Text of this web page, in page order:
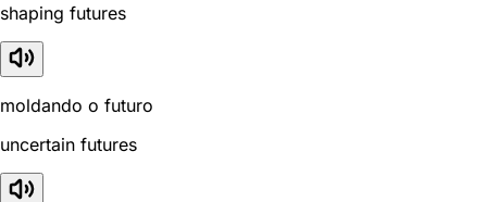
shaping futures
moldando o futuro
uncertain futures